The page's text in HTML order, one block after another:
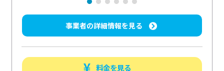
事業者の詳細情報を見る
料金を見る